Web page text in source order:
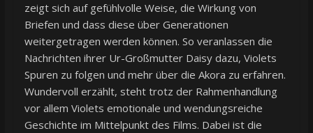
zeigt sich auf gefühlvolle Weise, die Wirkung von
Briefen und dass diese über Generationen
weitergetragen werden können. So veranlassen die
Nachrichten ihrer Ur-Großmutter Daisy dazu, Violets
Spuren zu folgen und mehr über die Akora zu erfahren.
Wundervoll erzählt, steht trotz der Rahmenhandlung
vor allem Violets emotionale und wendungsreiche
Geschichte im Mittelpunkt des Films. Dabei ist die